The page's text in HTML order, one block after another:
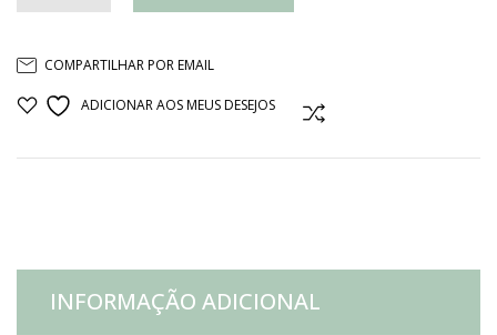
3
CORDA
COMPARTILHAR POR EMAIL
ADICIONAR AOS MEUS DESEJOS
INFORMAÇÃO ADICIONAL